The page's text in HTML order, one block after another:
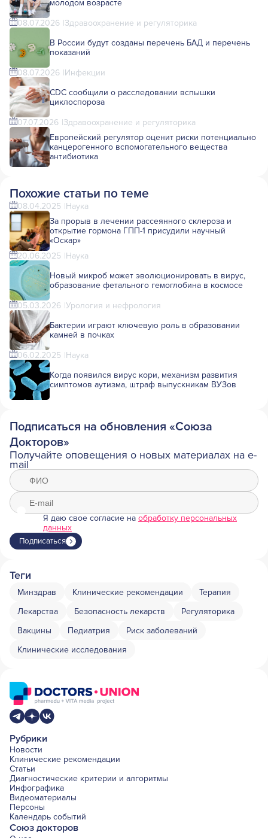
молодом возрасте
08.07.2026 Здравоохранение и регуляторика
В России будут созданы перечень БАД и перечень
показаний
08.07.2026 Инфекции
CDC сообщили о расследовании вспышки
циклоспороза
07.07.2026 Здравоохранение и регуляторика
Европейский регулятор оценит риски потенциально
канцерогенного вспомогательного вещества
антибиотика
Похожие статьи по теме
08.04.2025 Наука
За прорыв в лечении рассеянного склероза и
открытие гормона ГПП-1 присудили научный
«Оскар»
20.06.2025 Наука
Новый микроб может эволюционировать в вирус,
образование фетального гемоглобина в космосе
05.03.2026 Урология и нефрология
Бактерии играют ключевую роль в образовании
камней в почках
06.02.2025 Наука
Когда появился вирус кори, механизм развития
симптомов аутизма, штраф выпускникам ВУЗов
Подписаться на обновления «Союза
Докторов»
Получайте оповещения о новых материалах на e-
mail
Я даю свое согласие на обработку персональных
данных
Подписаться
Теги
Минздрав Клинические рекомендации
Терапия
Лекарства
Безопасность лекарств
Регуляторика
Вакцины
Педиатрия
Риск заболеваний
Клинические исследования
Рубрики
Новости
Клинические рекомендации
Статьи
Диагностические критерии и алгоритмы
Инфографика
Видеоматериалы
Персоны
Календарь событий
Союз докторов